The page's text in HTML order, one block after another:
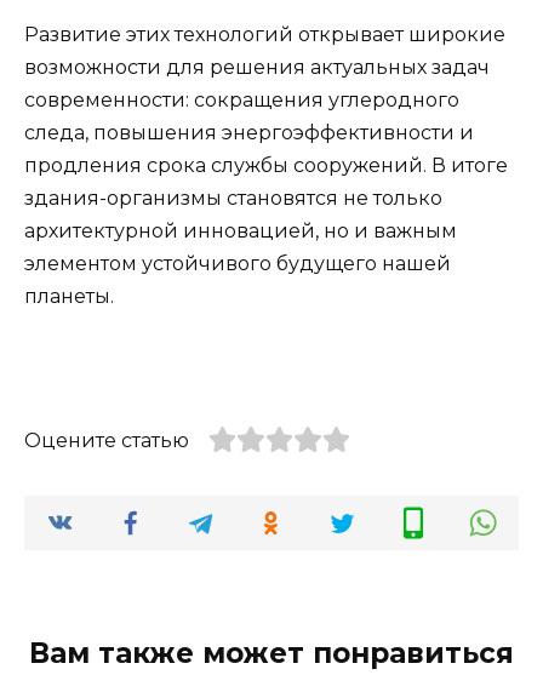
Развитие этих технологий открывает широкие
возможности для решения актуальных задач
современности: сокращения углеродного
следа, повышения энергоэффективности и
продления срока службы сооружений. В итоге
здания-организмы становятся не только
архитектурной инновацией, но и важным
элементом устойчивого будущего нашей
планеты.
Оцените статью
Вам также может понравиться